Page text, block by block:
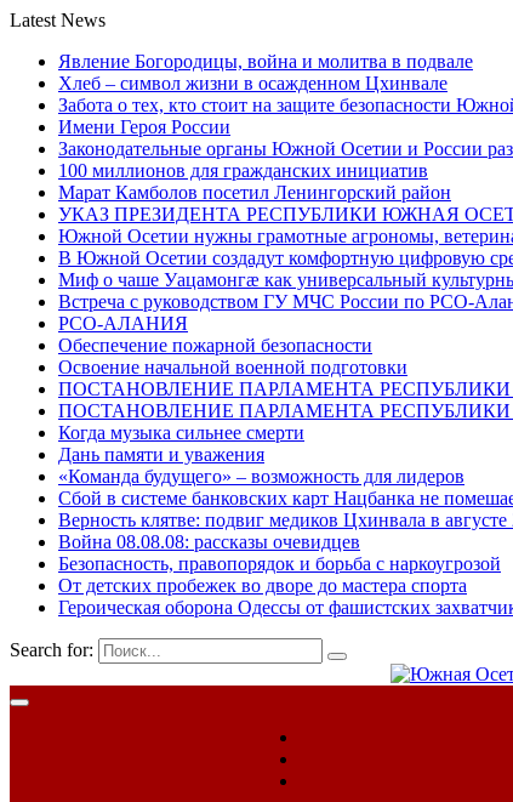
Latest News
Явление Богородицы, война и молитва в подвале
Хлеб – символ жизни в осажденном Цхинвале
Забота о тех, кто стоит на защите безопасности
Имени Героя России
Законодательные органы Южной Осетии и России
100 миллионов для гражданских инициатив
Марат Камболов посетил Ленингорский район
УКАЗ ПРЕЗИДЕНТА РЕСПУБЛИКИ ЮЖНАЯ
Южной Осетии нужны грамотные агрономы,
В Южной Осетии создадут комфортную цифровую
Миф о чаше Уацамонгæ как универсальный
Встреча с руководством ГУ МЧС России по РСО-
РСО-АЛАНИЯ
Обеспечение пожарной безопасности
Освоение начальной военной подготовки
ПОСТАНОВЛЕНИЕ ПАРЛАМЕНТА
ПОСТАНОВЛЕНИЕ ПАРЛАМЕНТА
Когда музыка сильнее смерти
Дань памяти и уважения
«Команда будущего» – возможность для лидеров
Сбой в системе банковских карт Нацбанка не
Верность клятве: подвиг медиков Цхинвала в августе
Война 08.08.08: рассказы очевидцев
Безопасность, правопорядок и борьба с наркоугрозой
От детских пробежек во дворе до мастера спорта
Героическая оборона Одессы от фашистских
Search for: